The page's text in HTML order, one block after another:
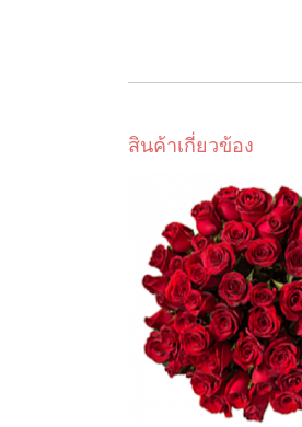
สินค้าเกี่ยวข้อง